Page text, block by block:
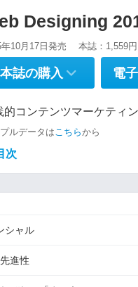
Designing
年10月17日発売 本誌：1,559
本誌の購入 電
的コンテンツマーケティ
ルデータは こちらから
次
シャル
進性